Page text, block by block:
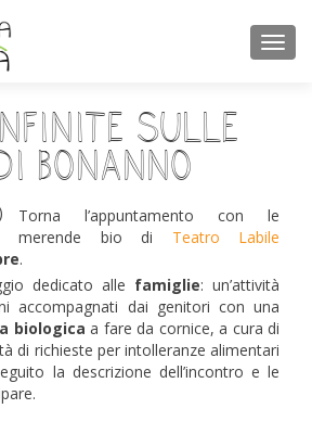
sulle
Bonanno
Torna l’appuntamento con le
merende bio di Teatro Labile
.
dedicato alle famiglie: un’attività
accompagnati dai genitori con una
biologica a fare da cornice, a cura di
di richieste per intolleranze alimentari
la descrizione dell’incontro e le